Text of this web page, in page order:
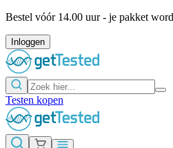
Bestel vóór 14.00 uur - je pakket
Inloggen
Testen kopen